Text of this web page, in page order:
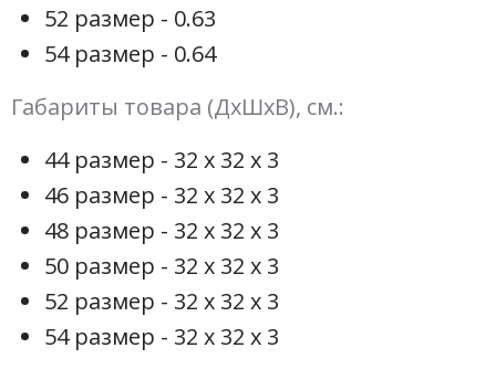
52 размер - 0.63
54 размер - 0.64
Габариты товара (ДхШхВ), см.:
44 размер - 32 х 32 х 3
46 размер - 32 х 32 х 3
48 размер - 32 х 32 х 3
50 размер - 32 х 32 х 3
52 размер - 32 х 32 х 3
54 размер - 32 х 32 х 3